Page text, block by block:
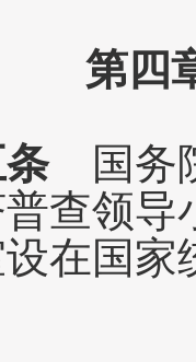
第四
国务院
查领
在国家